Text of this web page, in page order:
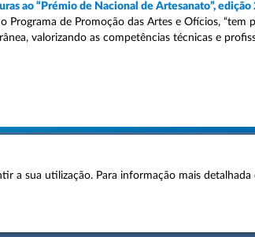
ao “Prémio de Nacional de Artesanato”, edição
de Promoção das Artes e Ofícios, “tem
valorizando as competências técnicas e
a sua utilização. Para informação mais detalhada